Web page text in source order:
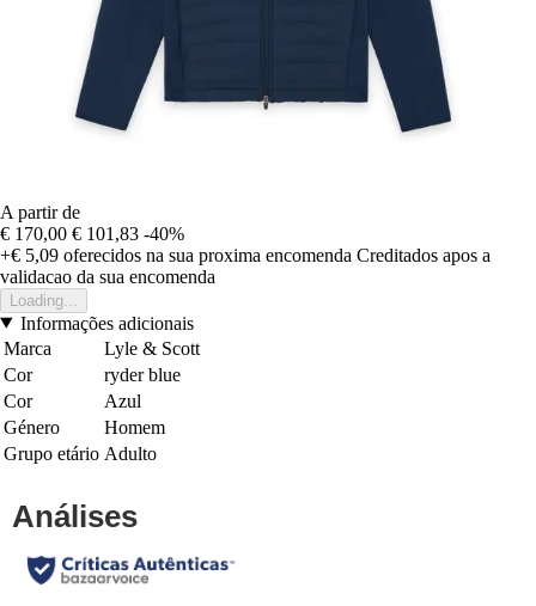
A partir de
€ 170,00 € 101,83 -40%
+€ 5,09 oferecidos na sua proxima encomenda Creditados apos a
validacao da sua encomenda
Loading...
Informações adicionais
Marca
Lyle & Scott
Cor
ryder blue
Cor
Azul
Género
Homem
Grupo etário Adulto